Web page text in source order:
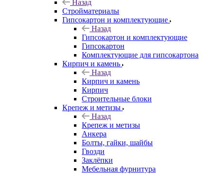
Назад
Стройматериалы
Гипсокартон и комплектующие
Назад
Гипсокартон и комплектующие
Гипсокартон
Комплектующие для гипсокартона
Кирпич и камень
Назад
Кирпич и камень
Кирпич
Строительные блоки
Крепеж и метизы
Назад
Крепеж и метизы
Анкера
Болты, гайки, шайбы
Гвозди
Заклёпки
Мебельная фурнитура